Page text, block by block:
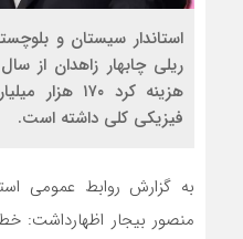
استاندار سیستان و
فیزیکی کلی داشته است.
به گزارش روابط عمومی